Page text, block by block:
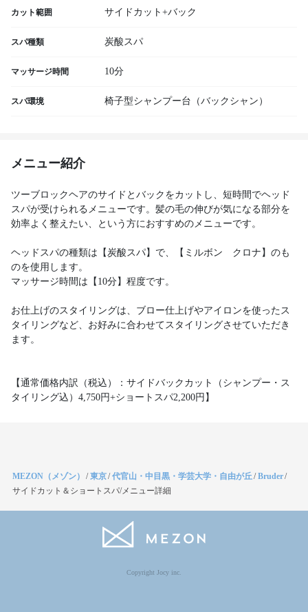
カット範囲 サイドカット+バック
スパ種類 炭酸スパ
マッサージ時間 10分
スパ環境 椅子型シャンプー台（バックシャン）
メニュー紹介
ツーブロックヘアのサイドとバックをカットし、短時間でヘッド
スパが受けられるメニューです。髪の毛の伸びが気になる部分を
効率よく整えたい、という方におすすめのメニューです。
ヘッドスパの種類は【炭酸スパ】で、【ミルボン クロナ】のも
のを使用します。
マッサージ時間は【10分】程度です。
お仕上げのスタイリングは、ブロー仕上げやアイロンを使ったス
タイリングなど、お好みに合わせてスタイリングさせていただき
ます。
【通常価格内訳（税込）：サイドバックカット（シャンプー・ス
タイリング込）4,750円+ショートスパ2,200円】
MEZON（メゾン） /東京/代官山・中目黒・学芸大学・自由が丘/Bruder/
サイドカット＆ショートスパ/メニュー詳細
Copyright Jocy inc.